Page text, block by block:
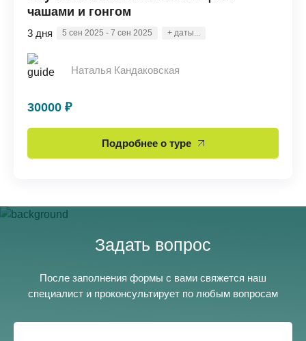
чашами и гонгом
3 дня 5 сен 2025 - 7 сен 2025 + даты...
Наталья Кандаковская
30000 ₽
Подробнее о туре
Задать вопрос
После заполнения формы с вами свяжется наш
специалист и проконсультирует по любым вопросам